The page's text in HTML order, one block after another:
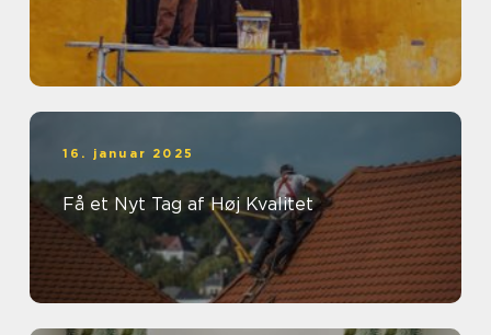
16. januar 2025
Få et Nyt Tag af Høj Kvalitet